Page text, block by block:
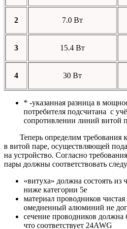
2 7.0 Вт
3 15.4 Вт
4 30 Вт
* -указанная разница в
потребителя подсчитана с
сопротивлении линий витой
Теперь определим требования
в витой паре, осуществляющей
на устройство. Согласно
пары должны соответствовать
«витуха» должна состоять из
ниже категории 5е
материал проводников чистая
омедненный алюминий не
сечение проводников
что соответствует 24AWG